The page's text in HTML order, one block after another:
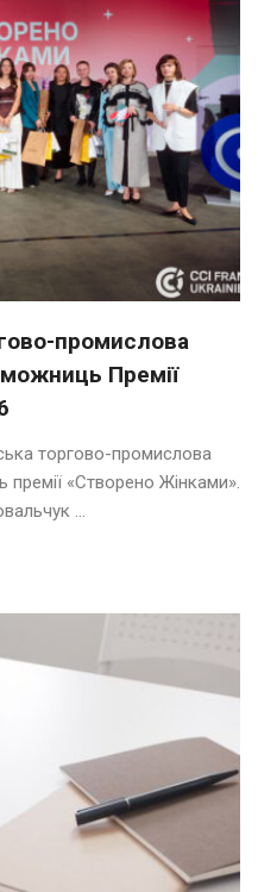
промислова
Премії
торгово-промислова
«Створено Жінками».
...